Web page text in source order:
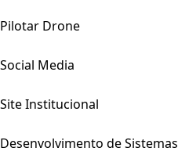
Pilotar Drone
Social Media
Site Institucional
Desenvolvimento de Sistemas